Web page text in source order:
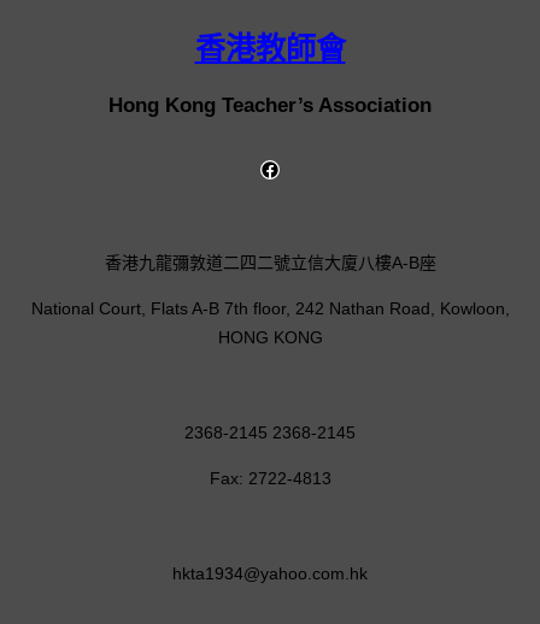
香港教師會
Hong Kong Teacher’s Association
香港九龍彌敦道二四二號立信大廈八樓A-B座
National Court, Flats A-B 7th floor, 242 Nathan Road, Kowloon,
HONG KONG
2368-2145 2368-2145
Fax: 2722-4813
hkta1934@yahoo.com.hk